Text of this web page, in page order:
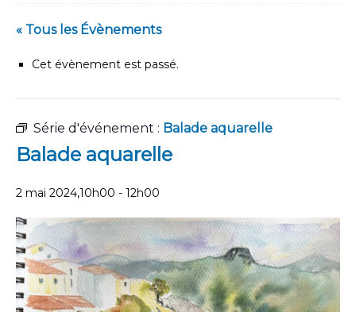
« Tous les Évènements
Cet évènement est passé.
Série d'événement : Balade aquarelle
Balade aquarelle
2 mai 2024,10h00 - 12h00